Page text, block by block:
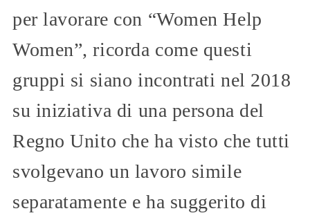
per lavorare con “Women Help
Women”, ricorda come questi
gruppi si siano incontrati nel 2018
su iniziativa di una persona del
Regno Unito che ha visto che tutti
svolgevano un lavoro simile
separatamente e ha suggerito di